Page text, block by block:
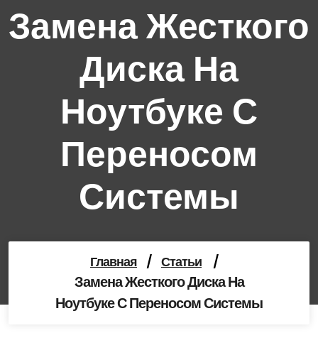
Замена Жесткого
Диска На
Ноутбуке С
Переносом
Системы
Главная / Статьи /
Замена Жесткого Диска На
Ноутбуке С Переносом Системы